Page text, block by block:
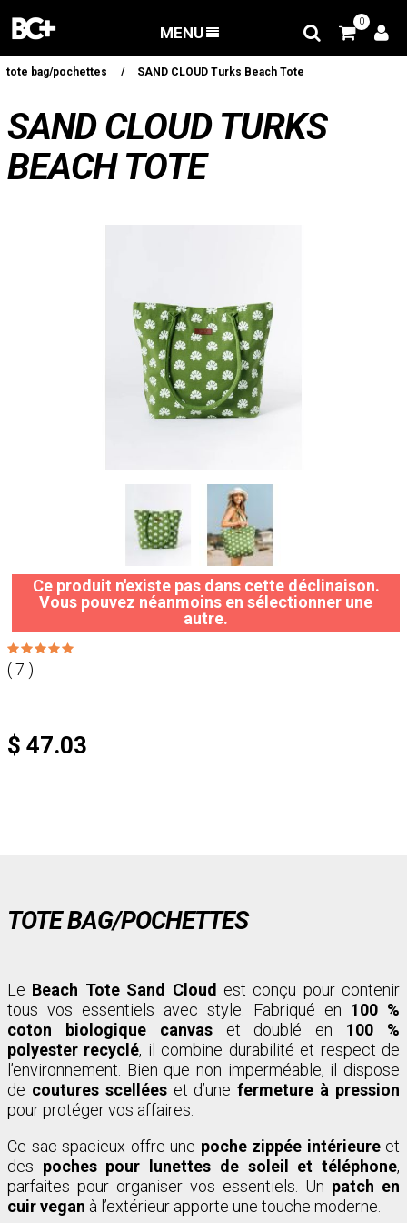
MENU
0
tote bag/pochettes
/ SAND CLOUD Turks Beach Tote
SAND CLOUD TURKS
BEACH TOTE
Ce produit n'existe pas dans cette déclinaison.
Vous pouvez néanmoins en sélectionner une
autre.
( 7 )
$ 47.03
TOTE BAG/POCHETTES
Le Beach Tote Sand Cloud est conçu pour contenir
tous vos essentiels avec style. Fabriqué en 100 %
coton biologique canvaset doublé en 100 %
polyester recyclé, il combine durabilité et respect de
l’environnement. Bien que non imperméable, il dispose
de coutures scelléeset d’unefermeture à pression
pour protéger vos affaires.
Ce sac spacieux offre une poche zippée intérieureet
des poches pour lunettes de soleil et téléphone,
parfaites pour organiser vos essentiels. Un patch en
cuir vegan à l’extérieur apporte une touche moderne.